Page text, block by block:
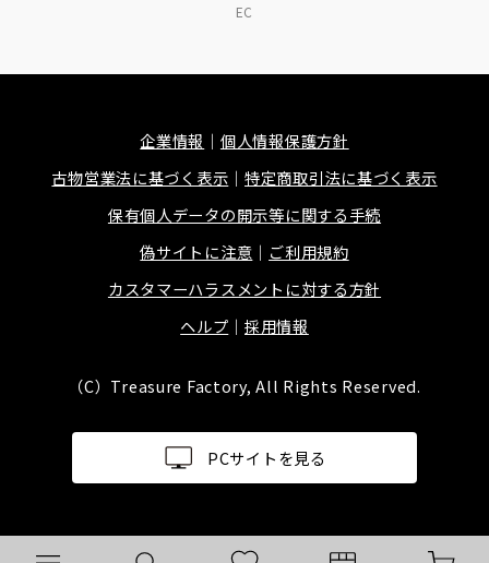
EC
企業情報
個人情報保護方針
古物営業法に基づく表示
特定商取引法に基づく表示
保有個人データの開示等に関する手続
偽サイトに注意
ご利用規約
カスタマーハラスメントに対する方針
ヘルプ
採用情報
（C）Treasure Factory, All Rights Reserved.
PCサイトを見る